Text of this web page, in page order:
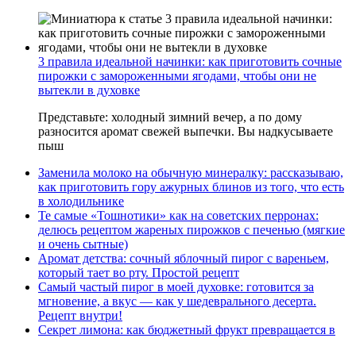
3 правила идеальной начинки: как приготовить сочные
пирожки с замороженными ягодами, чтобы они не
вытекли в духовке
Представьте: холодный зимний вечер, а по дому
разносится аромат свежей выпечки. Вы надкусываете
пыш
Заменила молоко на обычную минералку: рассказываю,
как приготовить гору ажурных блинов из того, что есть
в холодильнике
Те самые «Тошнотики» как на советских перронах:
делюсь рецептом жареных пирожков с печенью (мягкие
и очень сытные)
Аромат детства: сочный яблочный пирог с вареньем,
который тает во рту. Простой рецепт
Самый частый пирог в моей духовке: готовится за
мгновение, а вкус — как у шедеврального десерта.
Рецепт внутри!
Секрет лимона: как бюджетный фрукт превращается в